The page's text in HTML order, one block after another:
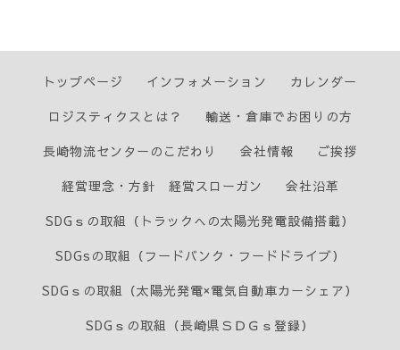
トップページ インフォメーション
カレンダー
ロジスティクスとは？
輸送・倉庫でお困りの方
長崎物流センターのこだわり
会社情報
ご挨拶
経営理念・方針 経営スローガン
会社沿革
SDGｓの取組（トラックへの太陽光発電設備搭載）
SDGsの取組（フードバンク・フードドライブ）
SDGｓの取組（太陽光発電×電気自動車カーシェア）
SDGｓの取組（長崎県ＳＤＧｓ登録）